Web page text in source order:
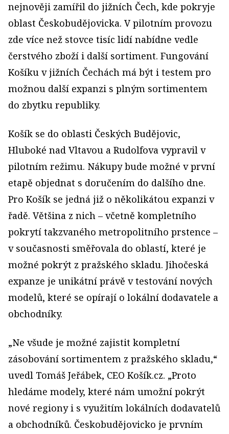
nejnověji zamířil do jižních Čech, kde pokryje
oblast Českobudějovicka. V pilotním provozu
zde více než stovce tisíc lidí nabídne vedle
čerstvého zboží i další sortiment. Fungování
Košíku v jižních Čechách má být i testem pro
možnou další expanzi s plným sortimentem
do zbytku republiky.
Košík se do oblasti Českých Budějovic,
Hluboké nad Vltavou a Rudolfova vypravil v
pilotním režimu. Nákupy bude možné v první
etapě objednat s doručením do dalšího dne.
Pro Košík se jedná již o několikátou expanzi v
řadě. Většina z nich – včetně kompletního
pokrytí takzvaného metropolitního prstence –
v současnosti směřovala do oblastí, které je
možné pokrýt z pražského skladu. Jihočeská
expanze je unikátní právě v testování nových
modelů, které se opírají o lokální dodavatele a
obchodníky.
„Ne všude je možné zajistit kompletní
zásobování sortimentem z pražského skladu,“
uvedl Tomáš Jeřábek, CEO Košík.cz. „Proto
hledáme modely, které nám umožní pokrýt
nové regiony i s využitím lokálních dodavatelů
a obchodníků. Českobudějovicko je prvním